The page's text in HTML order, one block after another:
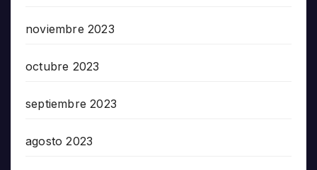
noviembre 2023
octubre 2023
septiembre 2023
agosto 2023